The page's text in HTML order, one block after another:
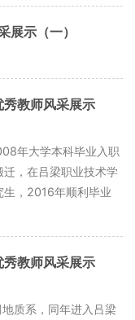
展示（一）
教师风采展示
年大学本科毕业入职
，在吕梁职业技术学
，2016年顺利毕业
教师风采展示
质系，同年进入吕梁